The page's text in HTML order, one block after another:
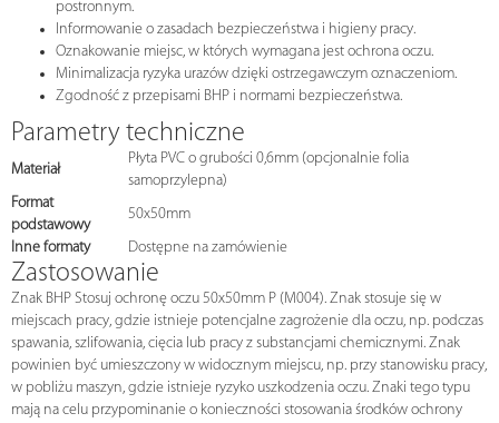
postronnym.
Informowanie o zasadach bezpieczeństwa i higieny pracy.
Oznakowanie miejsc, w których wymagana jest ochrona oczu.
Minimalizacja ryzyka urazów dzięki ostrzegawczym oznaczeniom.
Zgodność z przepisami BHP i normami bezpieczeństwa.
Parametry techniczne
Materiał
Płyta PVC o grubości 0,6mm (opcjonalnie folia
samoprzylepna)
Format
podstawowy
50x50mm
Inne formaty
Dostępne na zamówienie
Zastosowanie
Znak BHP Stosuj ochronę oczu 50x50mm P (M004). Znak stosuje się w
miejscach pracy, gdzie istnieje potencjalne zagrożenie dla oczu, np. podczas
spawania, szlifowania, cięcia lub pracy z substancjami chemicznymi. Znak
powinien być umieszczony w widocznym miejscu, np. przy stanowisku pracy,
w pobliżu maszyn, gdzie istnieje ryzyko uszkodzenia oczu. Znaki tego typu
mają na celu przypominanie o konieczności stosowania środków ochrony